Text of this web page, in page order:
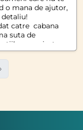
o mana de ajutor,
catre cabana
suta de
organizate
necunoscute
meu